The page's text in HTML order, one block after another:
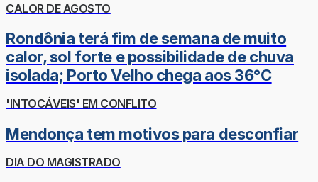
CALOR DE AGOSTO
Rondônia terá fim de semana de muito
calor, sol forte e possibilidade de chuva
isolada; Porto Velho chega aos 36°C
'INTOCÁVEIS' EM CONFLITO
Mendonça tem motivos para desconfiar
DIA DO MAGISTRADO